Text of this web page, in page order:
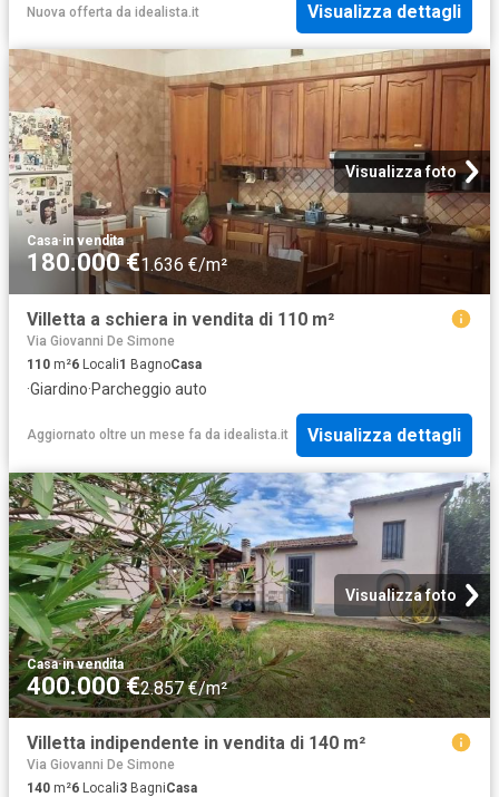
Nuova offerta da idealista.it Visualizza dettagli
Visualizza foto
Casa·in vendita
180.000 €1.636 €/m²
Villetta a schiera in vendita di 110 m²
Via Giovanni De Simone
110 m²6 Locali1 BagnoCasa
·Giardino·Parcheggio auto
Aggiornato oltre un mese fa da idealista.it Visualizza dettagli
Visualizza foto
Casa·in vendita
400.000 €2.857 €/m²
Villetta indipendente in vendita di 140 m²
Via Giovanni De Simone
140 m²6 Locali3 BagniCasa